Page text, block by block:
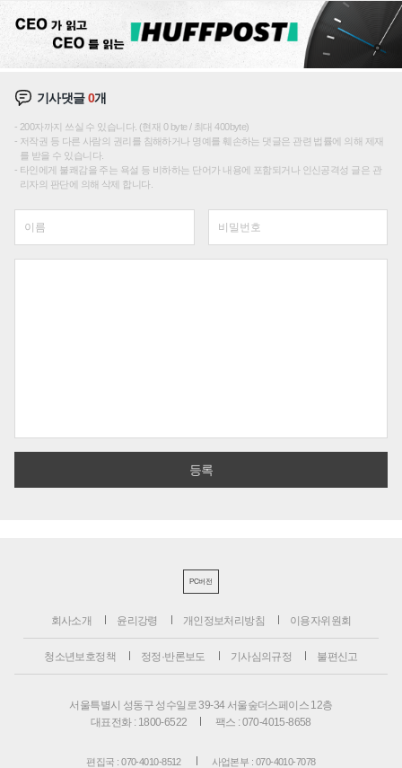
기사댓글0개
200자까지 쓰실 수 있습니다. (현재 0 byte / 최대 400byte)
저작권 등 다른 사람의 권리를 침해하거나 명예를 훼손하는 댓글은 관련 법률에 의해 제재
를 받을 수 있습니다.
타인에게 불쾌감을 주는 욕설 등 비하하는 단어가 내용에 포함되거나 인신공격성 글은 관
리자의 판단에 의해 삭제 합니다.
PC버전
회사소개 윤리강령 개인정보처리방침 이용자위원회
청소년보호정책 정정·반론보도 기사심의규정 불편신고
서울특별시 성동구 성수일로 39-34 서울숲더스페이스 12층
대표전화 : 1800-6522
팩스 : 070-4015-8658
편집국 : 070-4010-8512 사업본부 : 070-4010-7078